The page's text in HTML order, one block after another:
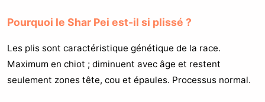
Pourquoi le Shar Pei est-il si plissé ?
Les plis sont caractéristique génétique de la race.
Maximum en chiot ; diminuent avec âge et restent
seulement zones tête, cou et épaules. Processus normal.